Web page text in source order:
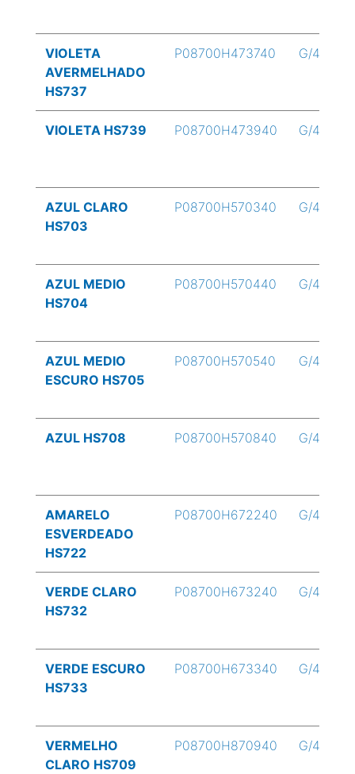
VIOLETA
AVERMELHADO
HS737
P08700H473740 G/4
VIOLETA HS739 P08700H473940 G/4
AZUL CLARO
HS703
P08700H570340 G/4
AZUL MEDIO
HS704
P08700H570440 G/4
AZUL MEDIO
ESCURO HS705
P08700H570540 G/4
AZUL HS708 P08700H570840 G/4
AMARELO
ESVERDEADO
HS722
P08700H672240 G/4
VERDE CLARO
HS732
P08700H673240 G/4
VERDE ESCURO
HS733
P08700H673340 G/4
VERMELHO
CLARO HS709
P08700H870940 G/4